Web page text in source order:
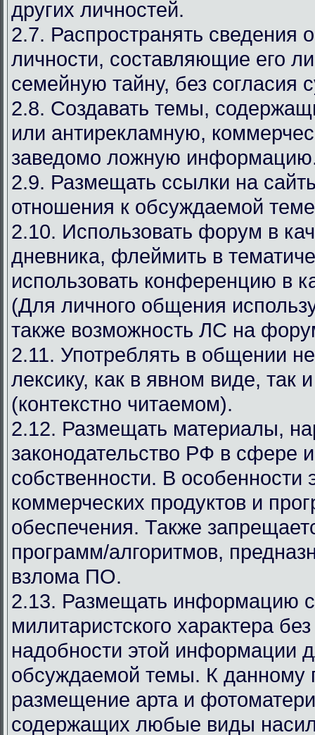
других личностей.
2.7. Распространять сведения
личности, составляющие его
семейную тайну, без согласия
2.8. Создавать темы,
или антирекламную,
заведомо ложную
2.9. Размещать ссылки на
отношения к обсуждаемой
2.10. Использовать форум в
дневника, флеймить в
использовать конференцию в
(Для личного общения
также возможность ЛС на
2.11. Употреблять в общении
лексику, как в явном виде, так
(контекстно читаемом).
2.12. Размещать материалы,
законодательство РФ в сфере
собственности. В особенности
коммерческих продуктов и
обеспечения. Также
программ/алгоритмов,
взлома ПО.
2.13. Размещать информацию
милитаристского характера
надобности этой информации
обсуждаемой темы. К данному
размещение арта и
содержащих любые виды